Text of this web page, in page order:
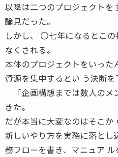
以降は二つのプロジェクトを
論見だった。
しかし、 〇七年になるとこ
なくされる。
本体のプロジェクトをいった
資源を集中するとい う決断を
「企画構想までは数人のメ
きた。
だが本当に大変なのはそこか
新しいやり方を実務に落とし
務フローを書き、マニュア ル